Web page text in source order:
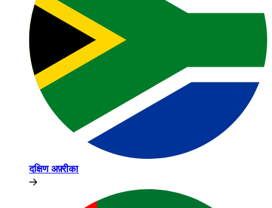
दक्षिण अफ़्रीका​​